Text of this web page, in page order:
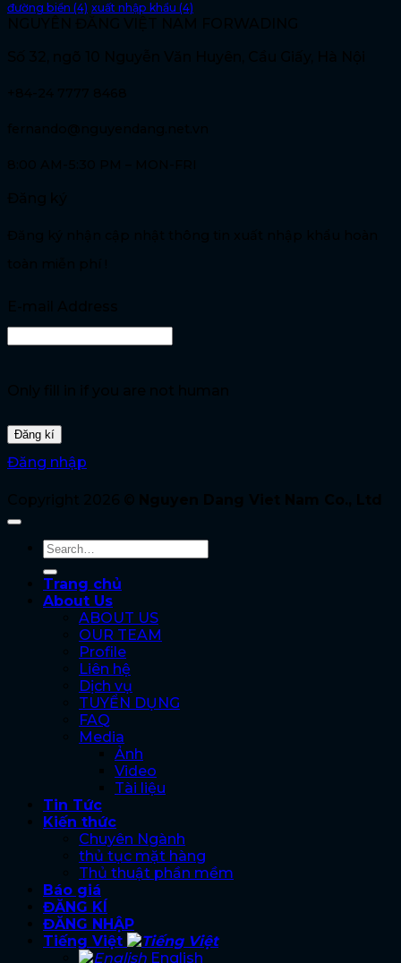
đường biển (4) xuất nhập khẩu (4)
Đăng nhập
Trang chủ
About Us
ABOUT US
OUR TEAM
Profile
Liên hệ
Dịch vụ
TUYỂN DỤNG
FAQ
Media
Ảnh
Video
Tài liệu
Tin Tức
Kiến thức
Chuyên Ngành
thủ tục mặt hàng
Thủ thuật phần mềm
Báo giá
ĐĂNG KÍ
ĐĂNG NHẬP
Tiếng Việt
English